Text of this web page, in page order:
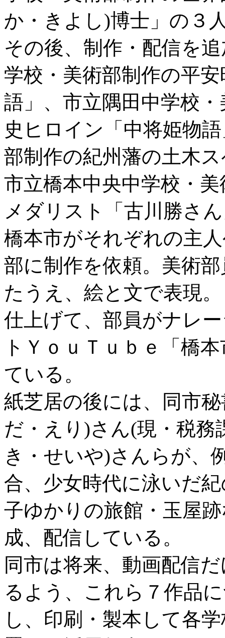
か・きよし)博士」の３
その後、制作・配信を
学校・美術部制作の平
語」、市立隅田中学校
史ヒロイン「中将姫物
部制作の紀州藩の土木
市立橋本中央中学校・
メダリスト「古川勝さ
橋本市がそれぞれの主
部に制作を依頼。美術
たうえ、絵と文で表現
仕上げて、部員がナレ
トＹｏｕＴｕｂｅ「橋
ている。
紙芝居の後には、同市
だ・えり)さん(現・税務
き・せいや)さんらが、
合、少女時代に泳いだ
子ゆかりの旅館・玉屋
成、配信している。
同市は将来、動画配信
るよう、これら７作品
し、印刷・製本して各